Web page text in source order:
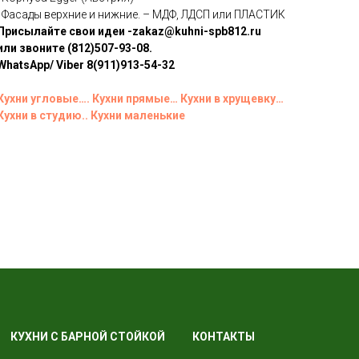
Фасады верхние и нижние. – МДФ, ЛДСП или ПЛАСТИК
Присылайте свои идеи -zakaz@kuhni-spb812.ru
звоните (812)507-93-08.
Viber 8(911)913-54-32
Кухни угловые…. Кухни прямые… Кухни в хрущевку…
Кухни в студию.. Кухни маленькие
КУХНИ С БАРНОЙ СТОЙКОЙ КОНТАКТЫ